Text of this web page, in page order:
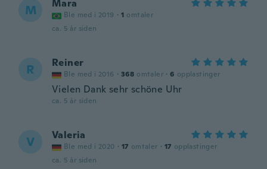
M Mara
Ble med i 2019 · 1 omtaler
ca. 5 år siden
R Reiner
Ble med i 2016 · 368 omtaler · 6 opplastinger
Vielen Dank sehr schöne Uhr
ca. 5 år siden
V Valeria
Ble med i 2020 · 17 omtaler · 17 opplastinger
ca. 5 år siden